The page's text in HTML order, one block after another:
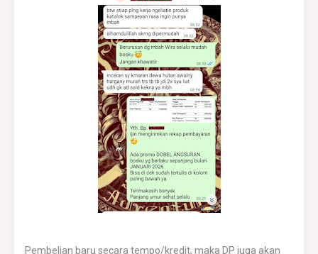
Pembelian baru secara tempo/kredit, maka DP juga akan